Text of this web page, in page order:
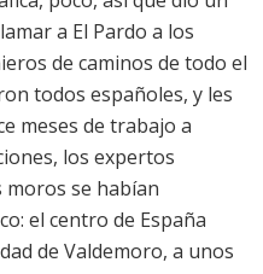
a El Pardo a los
de caminos de todo el
todos españoles, y les
meses de trabajo a
los expertos
moros se habían
el centro de España
de Valdemoro, a unos